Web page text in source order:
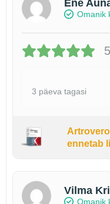
Ene
Omanik
3 päeva tagasi
ennetab
Vilma
Omanik